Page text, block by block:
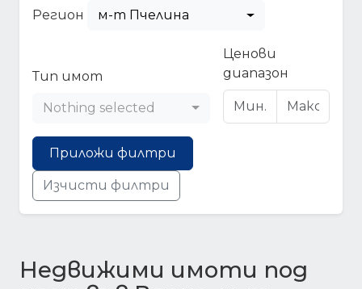
Регион м-т Пчелина
Тип имот
Nothing selected
Ценови
диапазон
Приложи филтри
Изчисти филтри
Недвижими имоти под